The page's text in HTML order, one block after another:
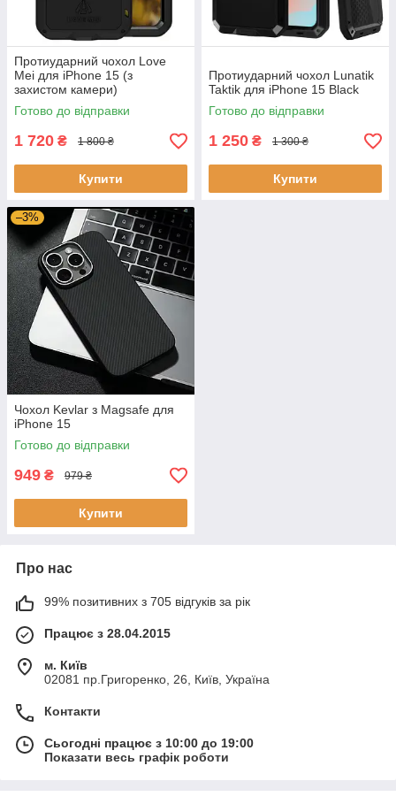
Протиударний чохол Love
Mei для iPhone 15 (з
захистом камери)
Готово до відправки
1 720 ₴ 1 800 ₴
Купити
Протиударний чохол Lunatik
Taktik для iPhone 15 Black
Готово до відправки
1 250 ₴ 1 300 ₴
Купити
–3%
Чохол Kevlar з Magsafe для
iPhone 15
Готово до відправки
949 ₴ 979 ₴
Купити
Про нас
99% позитивних з 705 відгуків за рік
Працює з 28.04.2015
м. Київ
02081 пр.Григоренко, 26, Київ, Україна
Контакти
Сьогодні працює з 10:00 до 19:00
Показати весь графік роботи